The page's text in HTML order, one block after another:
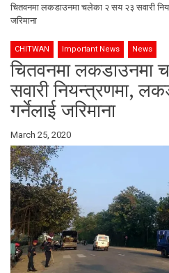
चितवनमा लकडाउनमा चलेका २ सय २३ सवारी
जरिमाना
CHITWAN Important News News
चितवनमा लकडाउनमा
सवारी नियन्त्रणमा,
गर्नेलाई जरिमाना
By
Bhindai
Kura
March 25, 2020